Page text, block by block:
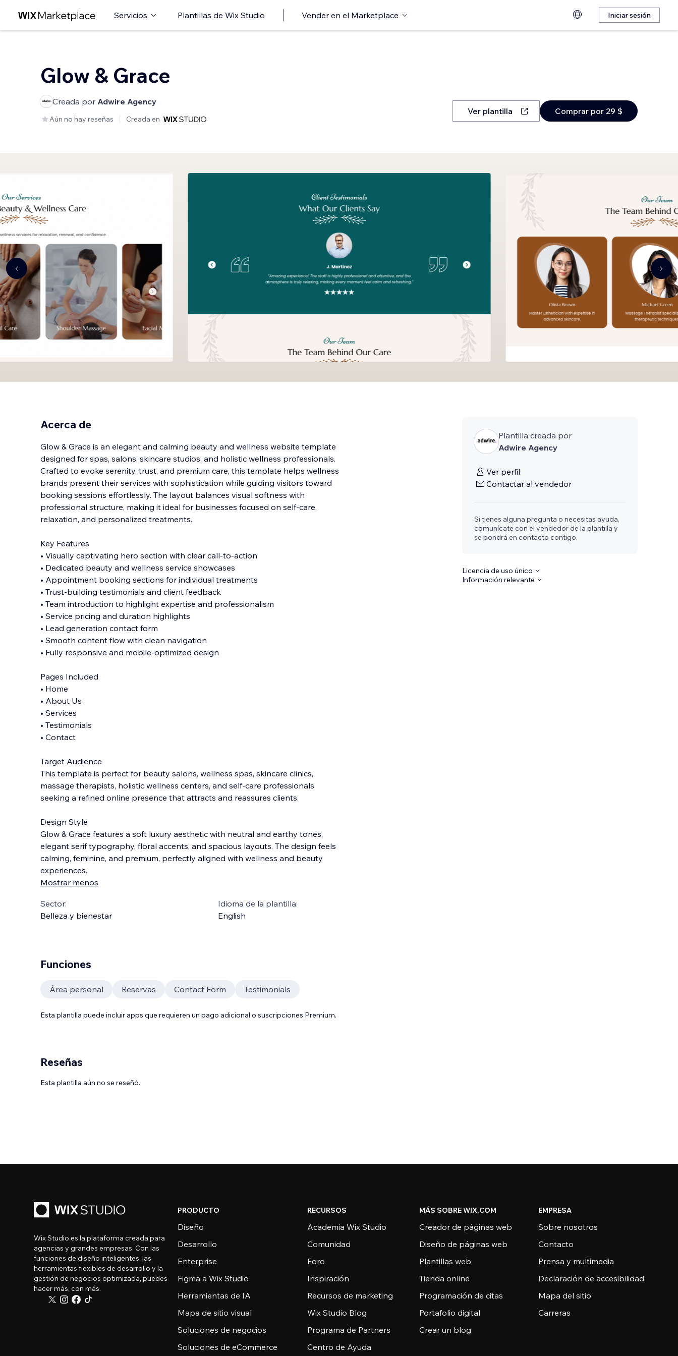
Servicios Plantillas de Wix Studio Vender en el Marketplace Iniciar sesión
Glow & Grace
Creada por Adwire Agency
Aún no hay reseñas Creada en
Ver plantilla Comprar por 29 $
Acerca de
Glow & Grace is an elegant and calming beauty and wellness website template
designed for spas, salons, skincare studios, and holistic wellness professionals.
Crafted to evoke serenity, trust, and premium care, this template helps wellness
brands present their services with sophistication while guiding visitors toward
booking sessions effortlessly. The layout balances visual softness with
professional structure, making it ideal for businesses focused on self-care,
relaxation, and personalized treatments.
Key Features
• Visually captivating hero section with clear call-to-action
• Dedicated beauty and wellness service showcases
• Appointment booking sections for individual treatments
• Trust-building testimonials and client feedback
• Team introduction to highlight expertise and professionalism
• Service pricing and duration highlights
• Lead generation contact form
• Smooth content flow with clean navigation
• Fully responsive and mobile-optimized design
Pages Included
• Home
• About Us
• Services
• Testimonials
• Contact
Target Audience
This template is perfect for beauty salons, wellness spas, skincare clinics,
massage therapists, holistic wellness centers, and self-care professionals
seeking a refined online presence that attracts and reassures clients.
Design Style
Glow & Grace features a soft luxury aesthetic with neutral and earthy tones,
elegant serif typography, floral accents, and spacious layouts. The design feels
calming, feminine, and premium, perfectly aligned with wellness and beauty
experiences.
Mostrar menos
Sector:
Belleza y bienestar
Idioma de la plantilla:
English
Plantilla creada por
Adwire Agency
Ver perfil
Contactar al vendedor
Si tienes alguna pregunta o necesitas ayuda,
comunícate con el vendedor de la plantilla y
se pondrá en contacto contigo.
Licencia de uso único
Información relevante
Funciones
Área personal Reservas Contact Form Testimonials
Esta plantilla puede incluir apps que requieren un pago adicional o suscripciones Premium.
Reseñas
Esta plantilla aún no se reseñó.
Wix Studio es la plataforma creada para
agencias y grandes empresas. Con las
funciones de diseño inteligentes, las
herramientas flexibles de desarrollo y la
gestión de negocios optimizada, puedes
hacer más, con más.
PRODUCTO
Diseño
Desarrollo
Enterprise
Figma a Wix Studio
Herramientas de IA
Mapa de sitio visual
Soluciones de negocios
Soluciones de eCommerce
RECURSOS
Academia Wix Studio
Comunidad
Foro
Inspiración
Recursos de marketing
Wix Studio Blog
Programa de Partners
Centro de Ayuda
MÁS SOBRE WIX.COM
Creador de páginas web
Diseño de páginas web
Plantillas web
Tienda online
Programación de citas
Portafolio digital
Crear un blog
EMPRESA
Sobre nosotros
Contacto
Prensa y multimedia
Declaración de accesibilidad
Mapa del sitio
Carreras